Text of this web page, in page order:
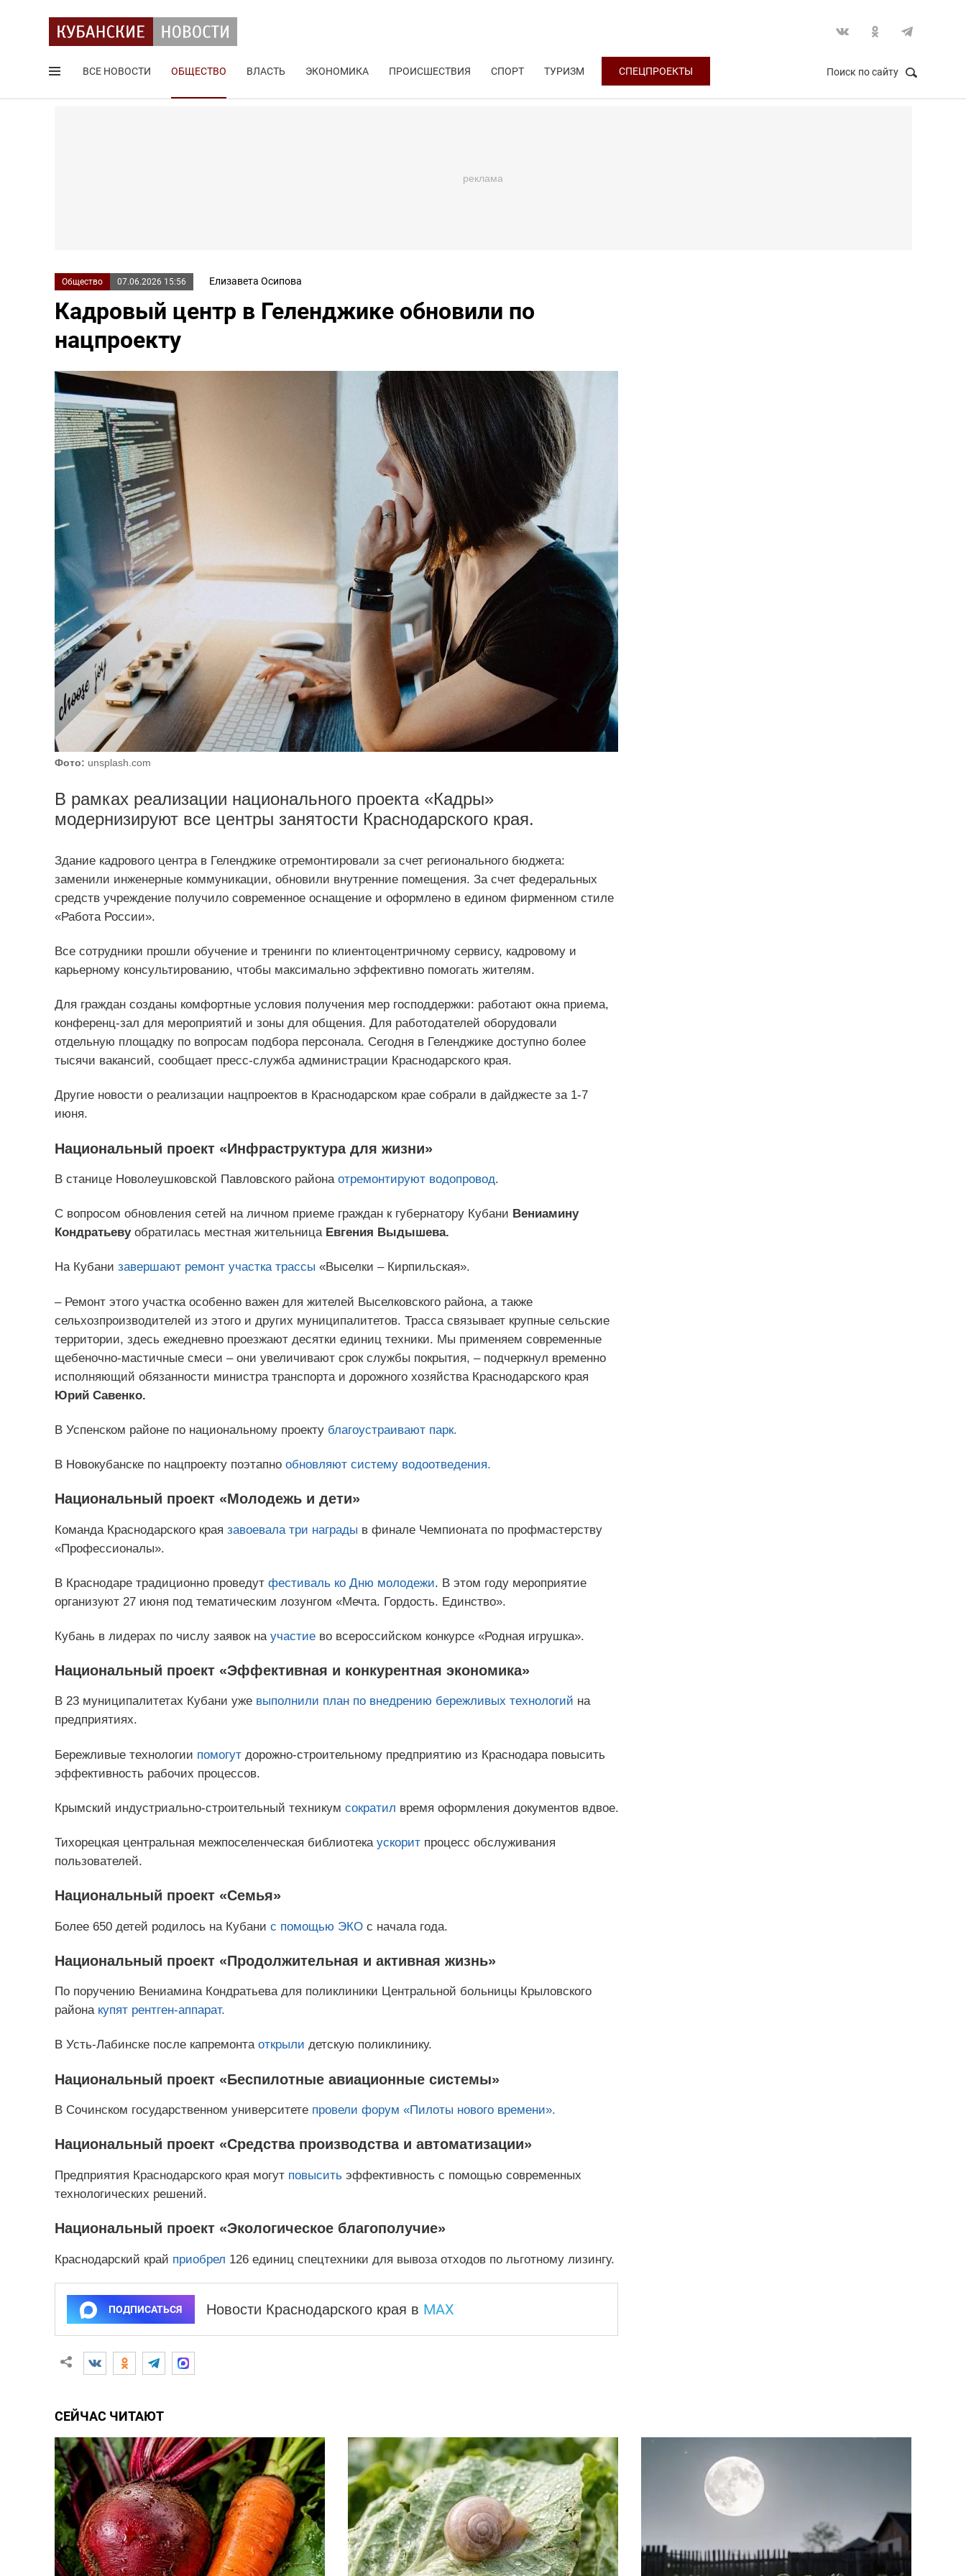
ВСЕ НОВОСТИ ОБЩЕСТВО ВЛАСТЬ ЭКОНОМИКА ПРОИСШЕСТВИЯ СПОРТ ТУРИЗМ СПЕЦПРОЕКТЫ Поиск по сайту
Общество 07.06.2026 15:56 Елизавета Осипова
Кадровый центр в Геленджике обновили по
нацпроекту
Фото: unsplash.com
В рамках реализации национального проекта «Кадры»
модернизируют все центры занятости Краснодарского края.
Здание кадрового центра в Геленджике отремонтировали за счет регионального бюджета:
заменили инженерные коммуникации, обновили внутренние помещения. За счет федеральных
средств учреждение получило современное оснащение и оформлено в едином фирменном стиле
«Работа России».
Все сотрудники прошли обучение и тренинги по клиентоцентричному сервису, кадровому и
карьерному консультированию, чтобы максимально эффективно помогать жителям.
Для граждан созданы комфортные условия получения мер господдержки: работают окна приема,
конференц-зал для мероприятий и зоны для общения. Для работодателей оборудовали
отдельную площадку по вопросам подбора персонала. Сегодня в Геленджике доступно более
тысячи вакансий, сообщает пресс-служба администрации Краснодарского края.
Другие новости о реализации нацпроектов в Краснодарском крае собрали в дайджесте за 1-7
июня.
Национальный проект «Инфраструктура для жизни»
В станице Новолеушковской Павловского района отремонтируютводопровод.
С вопросом обновления сетей на личном приеме граждан к губернатору Кубани Вениамину
Кондратьевуобратилась местная жительница Евгения Выдышева.
На Кубани завершаютремонт участка трассы «Выселки – Кирпильская».
– Ремонт этого участка особенно важен для жителей Выселковского района, а также
сельхозпроизводителей из этого и других муниципалитетов. Трасса связывает крупные сельские
территории, здесь ежедневно проезжают десятки единиц техники. Мы применяем современные
щебеночно-мастичные смеси – они увеличивают срок службы покрытия, – подчеркнул временно
исполняющий обязанности министра транспорта и дорожного хозяйства Краснодарского края
Юрий Савенко.
В Успенском районе по национальному проекту благоустраивают парк.
В Новокубанске по нацпроекту поэтапно обновляютсистему водоотведения.
Национальный проект «Молодежь и дети»
Команда Краснодарского края завоевалатри награды в финале Чемпионата по профмастерству
«Профессионалы».
В Краснодаре традиционно проведут фестиваль ко Дню молодежи. В этом году мероприятие
организуют 27 июня под тематическим лозунгом «Мечта. Гордость. Единство».
Кубань в лидерах по числу заявок на участиево всероссийском конкурсе «Родная игрушка».
Национальный проект «Эффективная и конкурентная экономика»
В 23 муниципалитетах Кубани уже выполнили план по внедрению бережливых технологий на
предприятиях.
Бережливые технологии помогутдорожно-строительному предприятию из Краснодара повысить
эффективность рабочих процессов.
Крымский индустриально-строительный техникум сократил время оформления документов вдвое.
Тихорецкая центральная межпоселенческая библиотека ускоритпроцесс обслуживания
пользователей.
Национальный проект «Семья»
Более 650 детей родилось на Кубани с помощью ЭКОс начала года.
Национальный проект «Продолжительная и активная жизнь»
По поручению Вениамина Кондратьева для поликлиники Центральной больницы Крыловского
района купятрентген-аппарат.
В Усть‑Лабинске после капремонта открыли детскую поликлинику.
Национальный проект «Беспилотные авиационные системы»
В Сочинском государственном университете провели форум «Пилоты нового времени».
Национальный проект «Средства производства и автоматизации»
Предприятия Краснодарского края могут повыситьэффективность с помощью современных
технологических решений.
Национальный проект «Экологическое благополучие»
Краснодарский край приобрел 126 единиц спецтехники для вывоза отходов по льготному лизингу.
ПОДПИСАТЬСЯ Новости Краснодарского края в MAX
СЕЙЧАС ЧИТАЮТ